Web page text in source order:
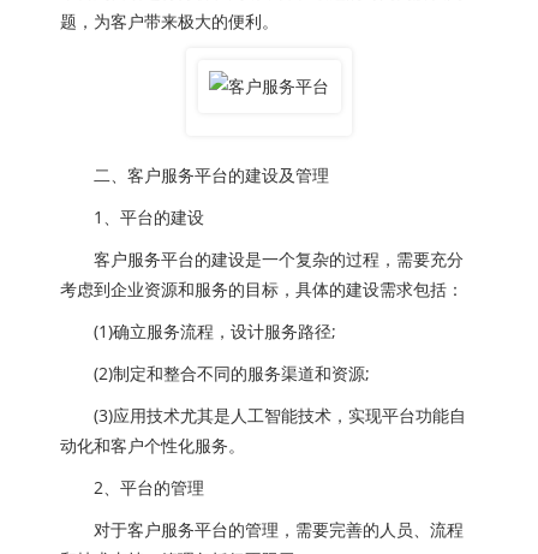
题，为客户带来极大的便利。
二、客户服务平台的建设及管理
1、平台的建设
客户服务平台的建设是一个复杂的过程，需要充分
考虑到企业资源和服务的目标，具体的建设需求包括：
(1)确立服务流程，设计服务路径;
(2)制定和整合不同的服务渠道和资源;
(3)应用技术尤其是人工智能技术，实现平台功能自
动化和客户个性化服务。
2、平台的管理
对于客户服务平台的管理，需要完善的人员、流程